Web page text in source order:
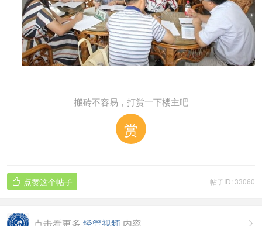
搬砖不容易，打赏一下楼主吧
赏
帖子ID: 33060
 点赞这个帖子
